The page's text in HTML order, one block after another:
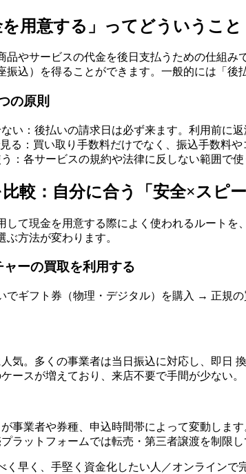
を用意する」ってどういうこ
品やサービスの代金を後日支払うための仕組
振込）を得ることができます。一般的には「
の原則
い：後払いの請求日は必ず来ます。利用前に
る：買い取り手数料だけでなく、振込手数料
：各サービスの規約や法律に反しない範囲で
較：自分に合う「安全×スピ
して現金を用意する際によく使われるルート
ぶ方法が変わります。
ーの買取を利用する
でギフト券（物理・デジタル）を購入 → 正規
気。多くの事業者は当日振込に対応し、即日
ースが増えており、来店不要で手間が少ない。
事業者や券種、申込時間帯によって変動しま
ラットフォームでは転売・第三者譲渡を制限
く早く、手堅く資金化したい人／オンラインで